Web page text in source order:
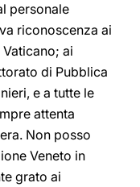
personale
riconoscenza ai
ai
di Pubblica
e a tutte le
attenta
Non posso
Veneto in
grato ai